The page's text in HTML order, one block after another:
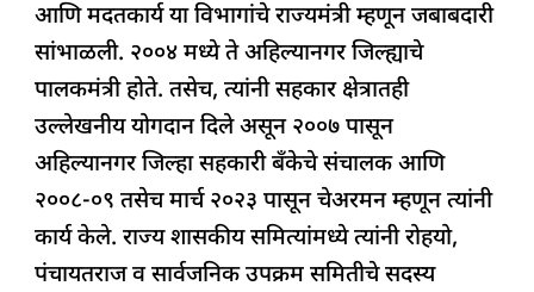
आणि मदतकार्य या विभागांचे राज्यमंत्री म्हणून जबाबदारी
सांभाळली. २००४ मध्ये ते अहिल्यानगर जिल्ह्याचे
पालकमंत्री होते. तसेच, त्यांनी सहकार क्षेत्रातही
उल्लेखनीय योगदान दिले असून २००७ पासून
अहिल्यानगर जिल्हा सहकारी बँकेचे संचालक आणि
२००८-०९ तसेच मार्च २०२३ पासून चेअरमन म्हणून त्यांनी
कार्य केले. राज्य शासकीय समित्यांमध्ये त्यांनी रोहयो,
पंचायतराज व सार्वजनिक उपक्रम समितीचे सदस्य